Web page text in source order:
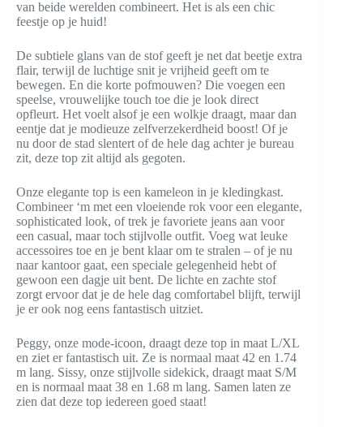
van beide werelden combineert. Het is als een chic
feestje op je huid!
De subtiele glans van de stof geeft je net dat beetje extra
flair, terwijl de luchtige snit je vrijheid geeft om te
bewegen. En die korte pofmouwen? Die voegen een
speelse, vrouwelijke touch toe die je look direct
opfleurt. Het voelt alsof je een wolkje draagt, maar dan
eentje dat je modieuze zelfverzekerdheid boost! Of je
nu door de stad slentert of de hele dag achter je bureau
zit, deze top zit altijd als gegoten.
Onze elegante top is een kameleon in je kledingkast.
Combineer ‘m met een vloeiende rok voor een elegante,
sophisticated look, of trek je favoriete jeans aan voor
een casual, maar toch stijlvolle outfit. Voeg wat leuke
accessoires toe en je bent klaar om te stralen – of je nu
naar kantoor gaat, een speciale gelegenheid hebt of
gewoon een dagje uit bent. De lichte en zachte stof
zorgt ervoor dat je de hele dag comfortabel blijft, terwijl
je er ook nog eens fantastisch uitziet.
Peggy, onze mode-icoon, draagt deze top in maat L/XL
en ziet er fantastisch uit. Ze is normaal maat 42 en 1.74
m lang. Sissy, onze stijlvolle sidekick, draagt maat S/M
en is normaal maat 38 en 1.68 m lang. Samen laten ze
zien dat deze top iedereen goed staat!